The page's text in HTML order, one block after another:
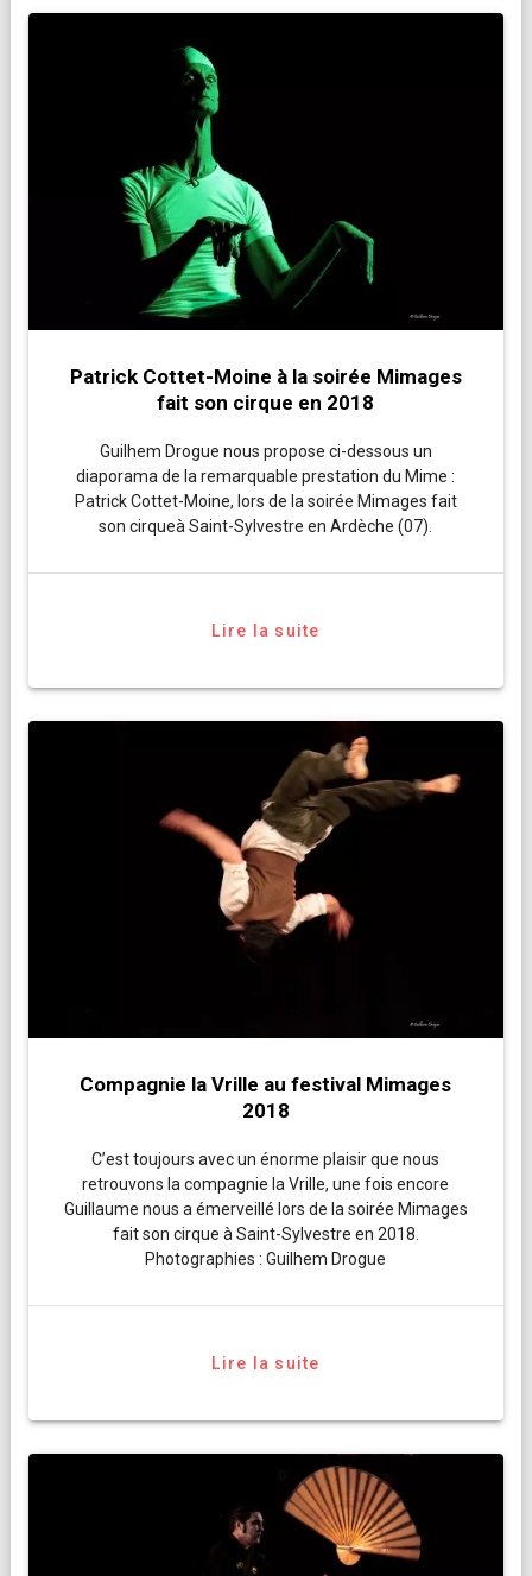
Patrick Cottet-Moine à la soirée Mimages
fait son cirque en 2018
Guilhem Drogue nous propose ci-dessous un
diaporama de la remarquable prestation du Mime :
Patrick Cottet-Moine, lors de la soirée Mimages fait
son cirqueà Saint-Sylvestre en Ardèche (07).
Lire la suite
Compagnie la Vrille au festival Mimages
2018
C’est toujours avec un énorme plaisir que nous
retrouvons la compagnie la Vrille, une fois encore
Guillaume nous a émerveillé lors de la soirée Mimages
fait son cirque à Saint-Sylvestre en 2018.
Photographies : Guilhem Drogue
Lire la suite